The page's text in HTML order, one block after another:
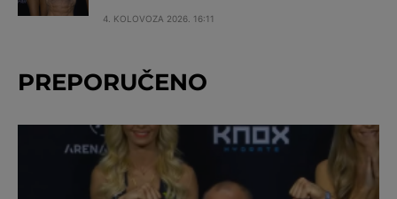
4. KOLOVOZA 2026. 16:11
PREPORUČENO